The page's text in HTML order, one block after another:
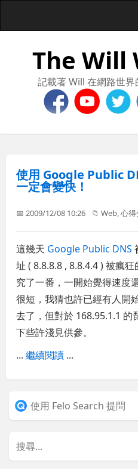
The Will
記載著 Will 在網路世
使用 Google Public
一定會變快！
📅 2009/12/08 10:26 📁Web ,心
這幾天 Google Public DNS
址 ( 8.8.8.8 , 8.8.4.4 ) 被瘋
究了一番，一開始覺得速度
很短，我猜也許已經有人開
去了，但對於 168.95.1.1 的
下些許淺見供參。
...繼續閱讀 ...